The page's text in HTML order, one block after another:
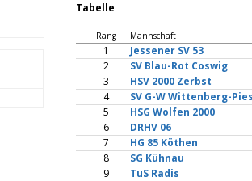
Tabelle
Rang Mannschaft
1
Jessener SV 53
2
SV Blau-Rot Coswig
3
HSV 2000 Zerbst
4
SV G-W Wittenberg-
5
HSG Wolfen 2000
6
DRHV 06
7
HG 85 Köthen
8
SG Kühnau
9
TuS Radis